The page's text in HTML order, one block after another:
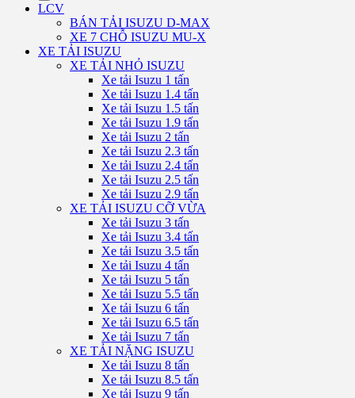
LCV
BÁN TẢI ISUZU D-MAX
XE 7 CHỖ ISUZU MU-X
XE TẢI ISUZU
XE TẢI NHỎ ISUZU
Xe tải Isuzu 1 tấn
Xe tải Isuzu 1.4 tấn
Xe tải Isuzu 1.5 tấn
Xe tải Isuzu 1.9 tấn
Xe tải Isuzu 2 tấn
Xe tải Isuzu 2.3 tấn
Xe tải Isuzu 2.4 tấn
Xe tải Isuzu 2.5 tấn
Xe tải Isuzu 2.9 tấn
XE TẢI ISUZU CỠ VỪA
Xe tải Isuzu 3 tấn
Xe tải Isuzu 3.4 tấn
Xe tải Isuzu 3.5 tấn
Xe tải Isuzu 4 tấn
Xe tải Isuzu 5 tấn
Xe tải Isuzu 5.5 tấn
Xe tải Isuzu 6 tấn
Xe tải Isuzu 6.5 tấn
Xe tải Isuzu 7 tấn
XE TẢI NẶNG ISUZU
Xe tải Isuzu 8 tấn
Xe tải Isuzu 8.5 tấn
Xe tải Isuzu 9 tấn